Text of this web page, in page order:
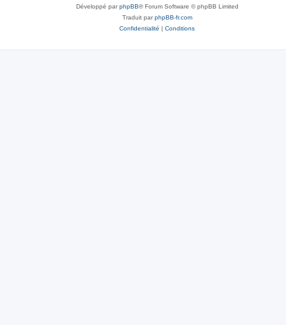
Développé parphpBB® Forum Software © phpBB Limited
Traduit parphpBB-fr.com
Confidentialité | Conditions